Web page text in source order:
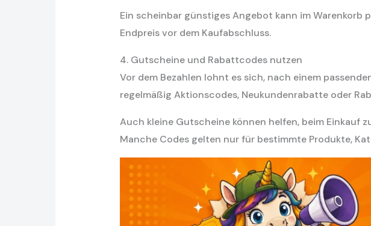
Ein scheinbar günstiges Angebot kann im
Endpreis vor dem Kaufabschluss.
4. Gutscheine und Rabattcodes nutzen
Vor dem Bezahlen lohnt es sich, nach einem
regelmäßig Aktionscodes, Neukundenrabatte oder
Auch kleine Gutscheine können helfen, beim Einkauf
Manche Codes gelten nur für bestimmte Produkte,